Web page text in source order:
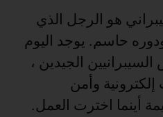
هو الرجل الذي
حاسم. يوجد اليوم
الجيدين ،
وأمن
أينما اخترت العمل.